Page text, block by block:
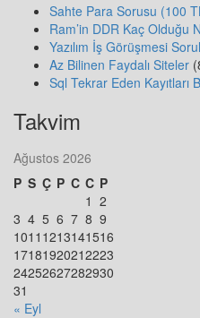
Sahte Para Sorusu (100
Ram’in DDR Kaç Olduğu
Yazılım İş Görüşmesi
Az Bilinen Faydalı Siteler
Sql Tekrar Eden Kayıtları
Takvim
Ağustos 2026
P S Ç P C C P
1 2
3 4 5 6 7 8 9
1011 1213141516
17181920212223
24252627282930
31
« Eyl